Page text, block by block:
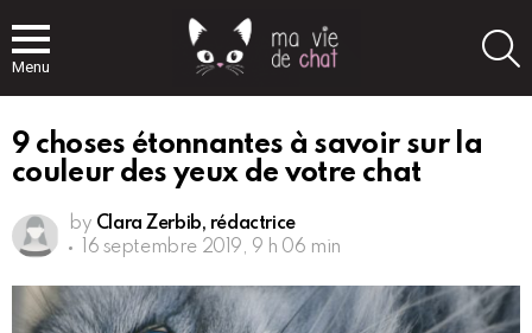
Menu
9 choses étonnantes à savoir sur la
couleur des yeux de votre chat
by Clara Zerbib, rédactrice
16 septembre 2019, 9 h 06 min